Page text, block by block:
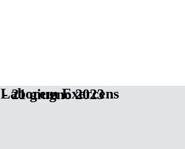
Exercens
21 giugno 2023